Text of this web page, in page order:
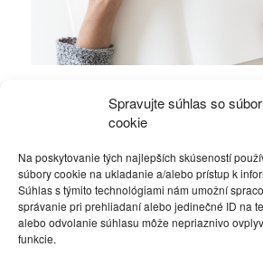
Spravujte súhlas so
cookie
Na poskytovanie tých najlepších skúseností
súbory cookie na ukladanie a/alebo prístup k
Súhlas s týmito technológiami nám umožní
správanie pri prehliadaní alebo jedinečné ID na
alebo odvolanie súhlasu môže nepriaznivo
funkcie.
Traktorista Pelegríny dobrý
Rôzne 26. augusta 2015